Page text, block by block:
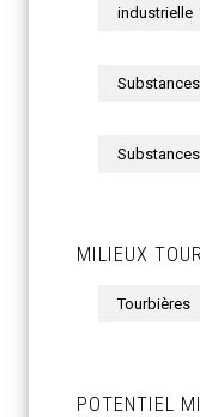
industrielle
MILIEUX
Tourbières
POTENTIEL